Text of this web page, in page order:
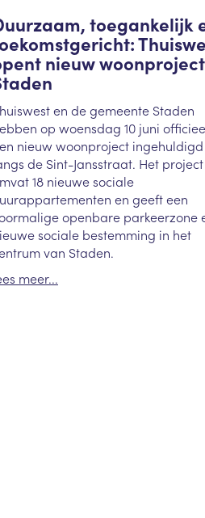
toegankelijk
nieuw
en de gemeente Staden
op woensdag 10 juni
nieuw woonproject ingehuldigd
de Sint-Jansstraat. Het project
18 nieuwe sociale
en geeft een
openbare parkeerzone
sociale bestemming in het
van Staden.
meer...